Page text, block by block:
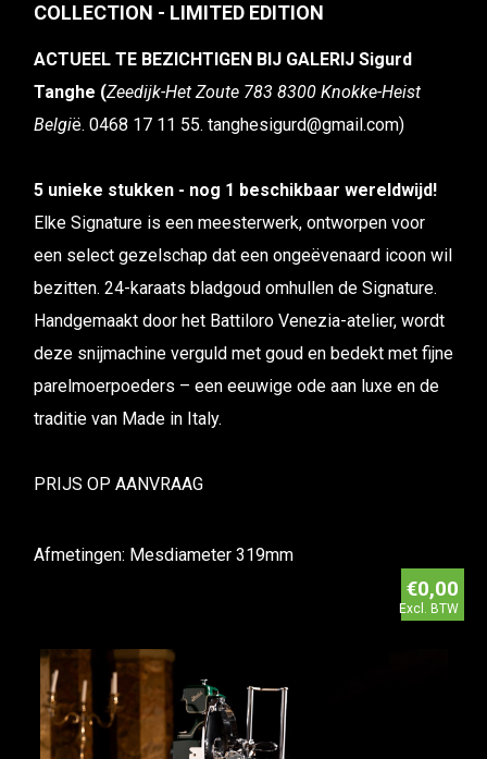
COLLECTION - LIMITED EDITION
ACTUEEL TE BEZICHTIGEN BIJ GALERIJ Sigurd
Tanghe (Zeedijk-Het Zoute 783 8300 Knokke-Heist
België. 0468 17 11 55. tanghesigurd@gmail.com)
5 unieke stukken - nog 1 beschikbaar wereldwijd!
Elke Signature is een meesterwerk, ontworpen voor
een select gezelschap dat een ongeëvenaard icoon wil
bezitten. 24-karaats bladgoud omhullen de Signature.
Handgemaakt door het Battiloro Venezia-atelier, wordt
deze snijmachine verguld met goud en bedekt met fijne
parelmoerpoeders – een eeuwige ode aan luxe en de
traditie van Made in Italy.
PRIJS OP AANVRAAG
Afmetingen: Mesdiameter 319mm
€0,00
Excl. BTW